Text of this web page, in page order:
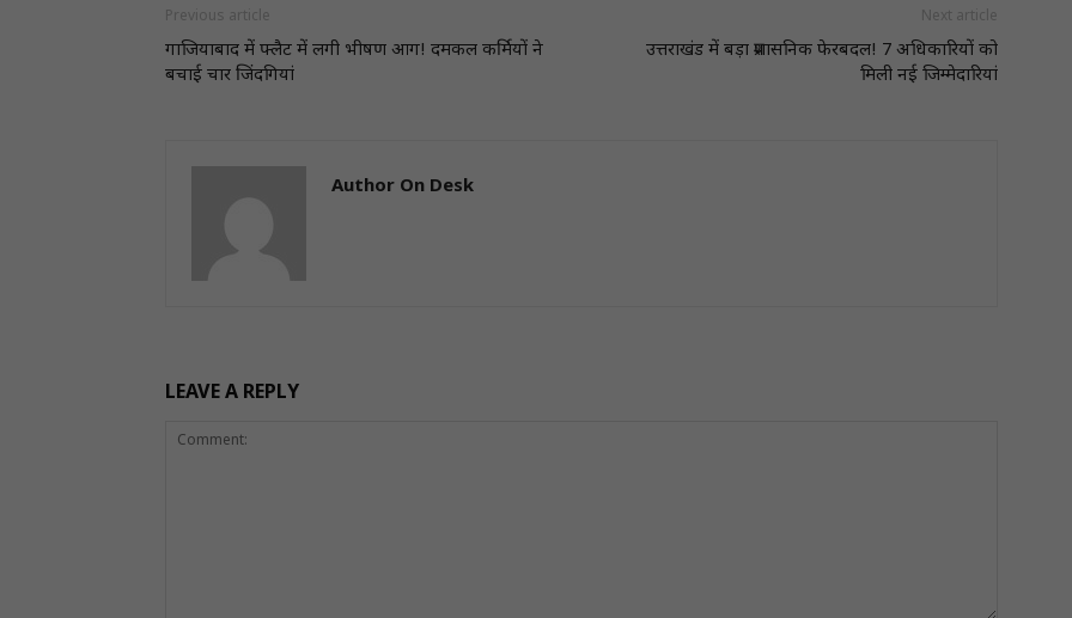
Previous article
गाजियाबाद में फ्लैट में लगी भीषण आग! दमकल कर्मियों ने
बचाई चार जिंदगियां
Next article
उत्तराखंड में बड़ा प्रशासनिक फेरबदल! 7 अधिकारियों को
मिली नई जिम्मेदारियां
Author On Desk
LEAVE A REPLY